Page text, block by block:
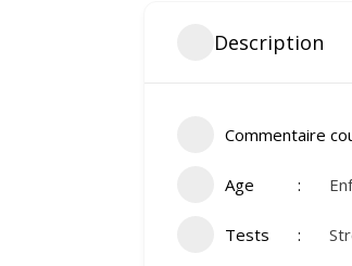
Description
Commentaire
Age
Tests